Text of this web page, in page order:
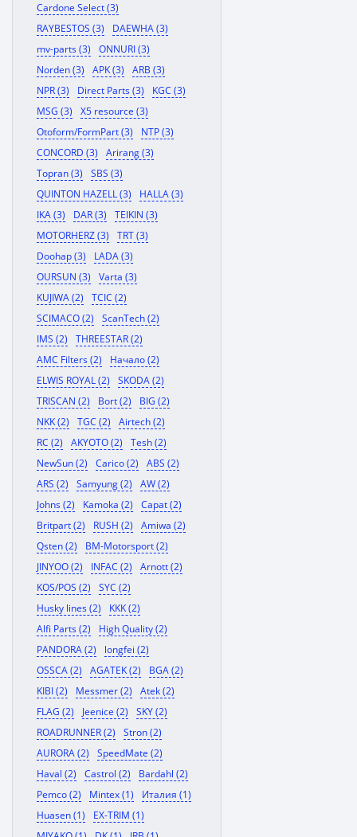
Cardone Select (3)
RAYBESTOS (3)
DAEWHA (3)
mv-parts (3)
ONNURI (3)
Norden (3)
APK (3)
ARB (3)
NPR (3)
Direct Parts (3)
KGC (3)
MSG (3)
X5 resource (3)
Otoform/FormPart (3)
NTP (3)
CONCORD (3)
Arirang (3)
Topran (3)
SBS (3)
QUINTON HAZELL (3)
HALLA (3)
IKA (3)
DAR (3)
TEIKIN (3)
MOTORHERZ (3)
TRT (3)
Doohap (3)
LADA (3)
OURSUN (3)
Varta (3)
KUJIWA (2)
TCIC (2)
SCIMACO (2)
ScanTech (2)
IMS (2)
THREESTAR (2)
AMC Filters (2)
Начало (2)
ELWIS ROYAL (2)
SKODA (2)
TRISCAN (2)
Bort (2)
BIG (2)
NKK (2)
TGC (2)
Airtech (2)
RC (2)
AKYOTO (2)
Tesh (2)
NewSun (2)
Carico (2)
ABS (2)
ARS (2)
Samyung (2)
AW (2)
Johns (2)
Kamoka (2)
Capat (2)
Britpart (2)
RUSH (2)
Amiwa (2)
Qsten (2)
BM-Motorsport (2)
JINYOO (2)
INFAC (2)
Arnott (2)
KOS/POS (2)
SYC (2)
Husky lines (2)
KKK (2)
Alfi Parts (2)
High Quality (2)
PANDORA (2)
longfei (2)
OSSCA (2)
AGATEK (2)
BGA (2)
KIBI (2)
Messmer (2)
Atek (2)
FLAG (2)
Jeenice (2)
SKY (2)
ROADRUNNER (2)
Stron (2)
AURORA (2)
SpeedMate (2)
Haval (2)
Castrol (2)
Bardahl (2)
Pemco (2)
Mintex (1)
Италия (1)
Huasen (1)
EX-TRIM (1)